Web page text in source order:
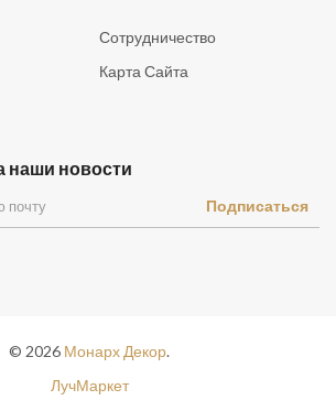
Сотрудничество
Карта Сайта
наши новости
Подписаться
© 2026 Монарх Декор.
ЛучМаркет